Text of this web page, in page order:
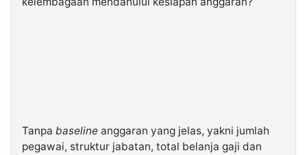
Tanpa baseline anggaran yang jelas, yakni jumlah
pegawai, struktur jabatan, total belanja gaji dan